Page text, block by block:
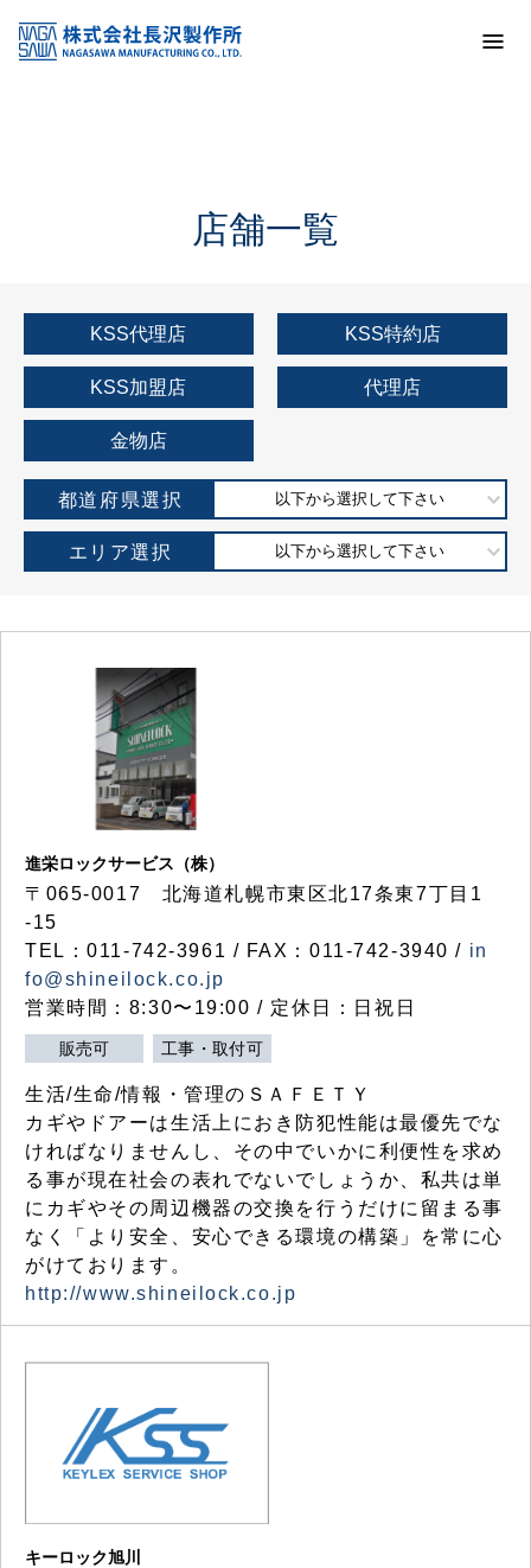
KSS加盟店・取扱店情報
店舗一覧
店舗一覧
KSS代理店 KSS特約店
KSS加盟店 代理店
金物店
都道府県選択 以下から選択して下さい
エリア選択 以下から選択して下さい
進栄ロックサービス（株）
〒065-0017 北海道札幌市東区北17条東7丁目1
-15
TEL：011-742-3961 / FAX：011-742-3940 / in
fo@shineilock.co.jp
営業時間：8:30〜19:00 / 定休日：日祝日
販売可 工事・取付可
生活/生命/情報・管理のＳＡＦＥＴＹ
カギやドアーは生活上におき防犯性能は最優先でな
ければなりませんし、その中でいかに利便性を求め
る事が現在社会の表れでないでしょうか、私共は単
にカギやその周辺機器の交換を行うだけに留まる事
なく「より安全、安心できる環境の構築」を常に心
がけております。
http://www.shineilock.co.jp
キーロック旭川